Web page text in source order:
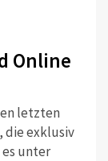
Online
letzten
die exklusiv
unter